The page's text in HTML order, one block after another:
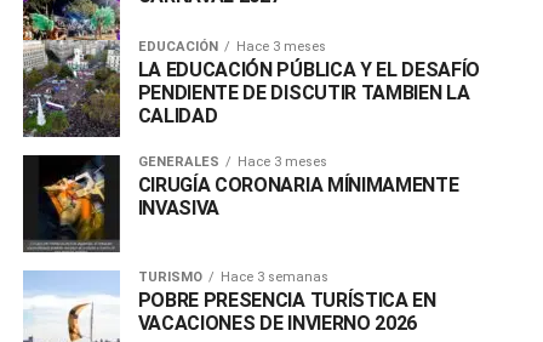
EDUCACIÓN Hace 3 meses
LA EDUCACIÓN PÚBLICA Y EL DESAFÍO
PENDIENTE DE DISCUTIR TAMBIEN LA
CALIDAD
GENERALES Hace 3 meses
CIRUGÍA CORONARIA MÍNIMAMENTE
INVASIVA
TURISMO Hace 3 semanas
POBRE PRESENCIA TURÍSTICA EN
VACACIONES DE INVIERNO 2026